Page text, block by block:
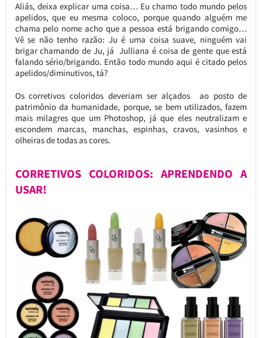
Aliás, deixa explicar uma coisa… Eu chamo todo mundo pelos
apelidos, que eu mesma coloco, porque quando alguém me
chama pelo nome acho que a pessoa está brigando comigo…
Vê se não tenho razão: Ju é uma coisa suave, ninguém vai
brigar chamando de Ju, já Julliana é coisa de gente que está
falando sério/brigando. Então todo mundo aqui é citado pelos
apelidos/diminutivos, tá?
Os corretivos coloridos deveriam ser alçados ao posto de
patrimônio da humanidade, porque, se bem utilizados, fazem
mais milagres que um Photoshop, já que eles neutralizam e
escondem marcas, manchas, espinhas, cravos, vasinhos e
olheiras de todas as cores.
CORRETIVOS COLORIDOS: APRENDENDO A
USAR!